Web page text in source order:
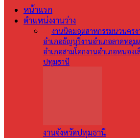
หน้าแรก
ตำแหน่งงานว่าง
งานนิคมอุตสาหกรรมนวนคร
อำเภอธัญบุรีงานอำเภอลาดหลุม
อำเภอสามโคกงานอำเภอหนองเ
ปทุมธานี
งานจังหวัดปทุมธานี